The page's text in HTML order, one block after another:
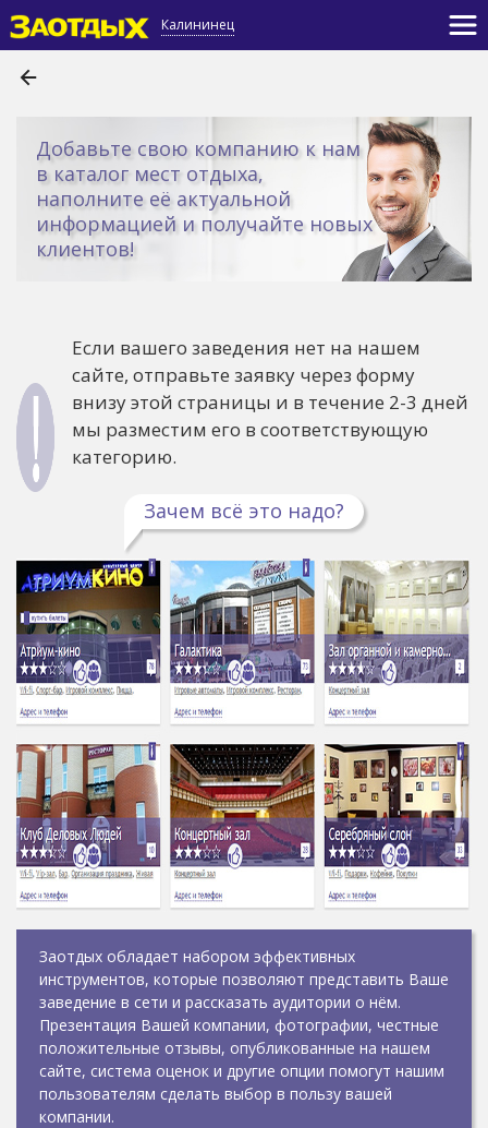
Калининец
Добавьте свою компанию к нам
в каталог мест отдыха,
наполните её актуальной
информацией и получайте новых
клиентов!
Если вашего заведения нет на нашем
сайте, отправьте заявку через форму
внизу этой страницы и в течение 2-3 дней
мы разместим его в соответствующую
категорию.
Зачем всё это надо?
Заотдых обладает набором эффективных
инструментов, которые позволяют представить Ваше
заведение в сети и рассказать аудитории о нём.
Презентация Вашей компании, фотографии, честные
положительные отзывы, опубликованные на нашем
сайте, система оценок и другие опции помогут нашим
пользователям сделать выбор в пользу вашей
компании.